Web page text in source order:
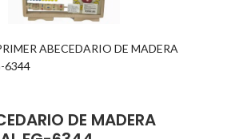
ABECEDARIO DE MADERA
6344
DE MADERA